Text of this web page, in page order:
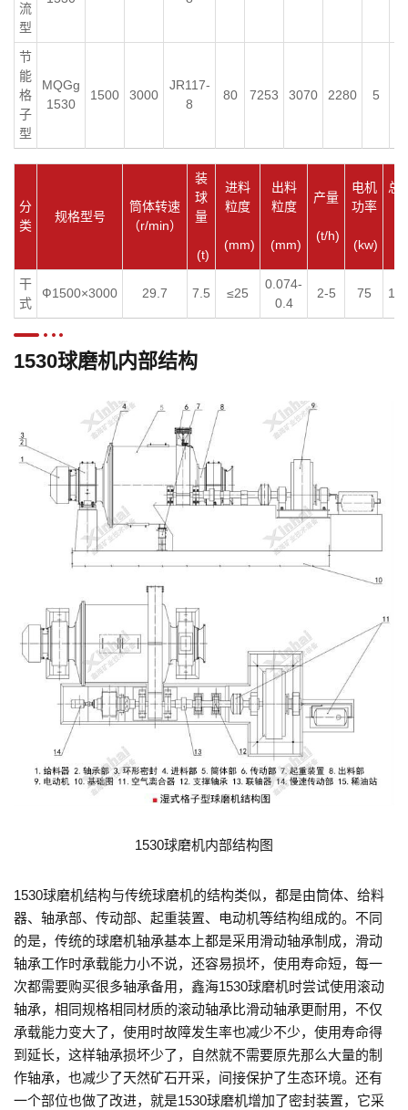
流
型
节
能
格
子
型
MQGg
1530
1500 3000
JR117-
8
80 7253 3070 2280 5
分
类
规格型号
筒体转速
（r/min）
装
球
量
(t)
进料
粒度
(mm)
出料
粒度
(mm)
产量
(t/h)
电机
功率
(kw)
总
干
式
Ф1500×3000 29.7 7.5 ≤25
0.074-
0.4
2-5 75
1530球磨机内部结构
1530球磨机内部结构图
1530球磨机结构与传统球磨机的结构类似，都是由筒体、给料
器、轴承部、传动部、起重装置、电动机等结构组成的。不同
的是，传统的球磨机轴承基本上都是采用滑动轴承制成，滑动
轴承工作时承载能力小不说，还容易损坏，使用寿命短，每一
次都需要购买很多轴承备用，鑫海1530球磨机时尝试使用滚动
轴承，相同规格相同材质的滚动轴承比滑动轴承更耐用，不仅
承载能力变大了，使用时故障发生率也减少不少，使用寿命得
到延长，这样轴承损坏少了，自然就不需要原先那么大量的制
作轴承，也减少了天然矿石开采，间接保护了生态环境。还有
一个部位也做了改进，就是1530球磨机增加了密封装置，它采